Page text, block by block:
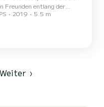
Freunden entlang der
Das Marinello
Orte an der Ligurischen
zu erreichen. In 30
Minuten Monaco. An
2019
5.5 m
Weiter ›